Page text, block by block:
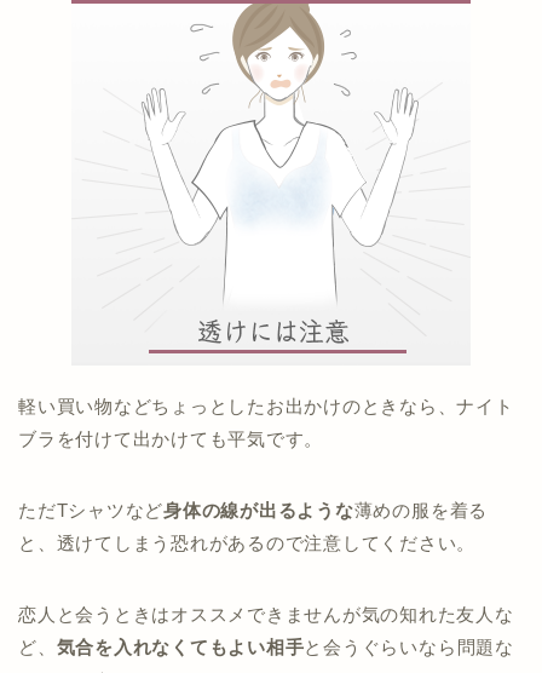
軽い買い物などちょっとしたお出かけのときなら、ナイト
ブラを付けて出かけても平気です。
ただTシャツなど身体の線が出るような薄めの服を着る
と、透けてしまう恐れがあるので注意してください。
恋人と会うときはオススメできませんが気の知れた友人な
ど、 気合を入れなくてもよい相手と会うぐらいなら問題な